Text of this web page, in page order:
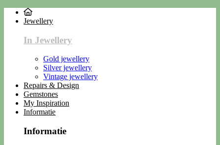
Jewellery
In Jewellery
Gold jewellery
Silver jewellery
Vintage jewellery
Repairs & Design
Gemstones
My Inspiration
Informatie
Informatie